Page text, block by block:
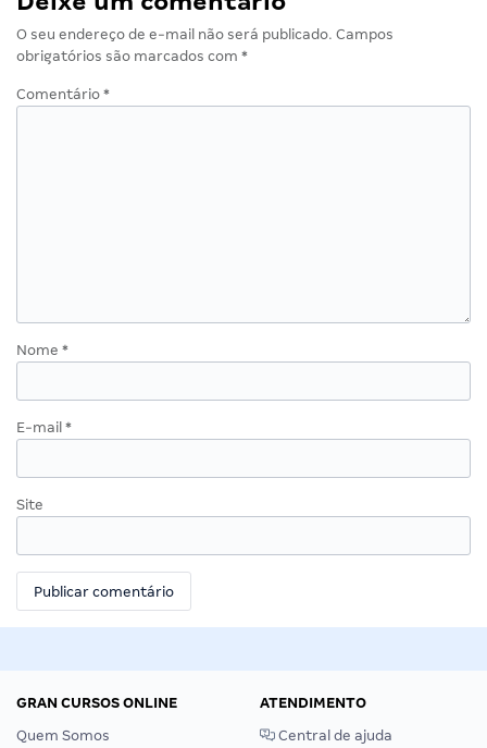
O seu endereço de e-mail não será publicado. Campos
obrigatórios são marcados com *
Comentário *
Nome *
E-mail *
Site
GRAN CURSOS ONLINE
Quem Somos
ATENDIMENTO
Central de ajuda